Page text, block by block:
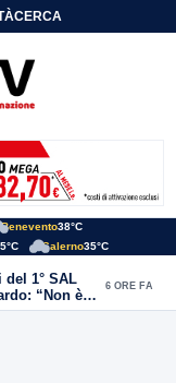
CERCA
Benevento38°C
Salerno35°C
1° SAL
“Non è
6 ORE FA